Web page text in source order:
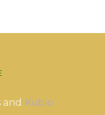
and Kubio